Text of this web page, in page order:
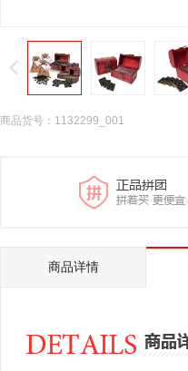
商品货号：1132299_001
商品详情